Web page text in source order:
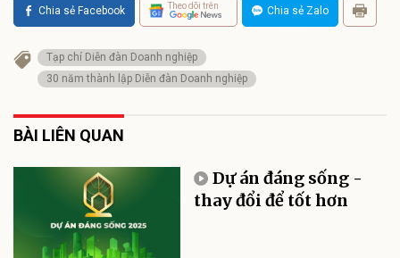
Chia sẻ Facebook Theo dõi trên Chia sẻ Zalo
Tạp chí Diễn đàn Doanh nghiệp
30 năm thành lập Diễn đàn Doanh nghiệp
BÀI LIÊN QUAN
Dự án đáng sống -
thay đổi để tốt hơn